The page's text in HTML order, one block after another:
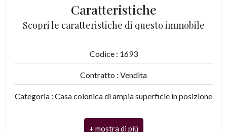
Caratteristiche
Scopri le caratteristiche di questo immobile
Codice : 1693
Contratto : Vendita
Categoria : Casa colonica di ampia superficie in posizione
minime